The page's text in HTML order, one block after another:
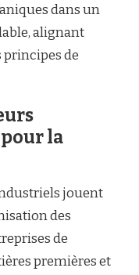
dans un
alignant
principes de
la
jouent
des
de
premières et